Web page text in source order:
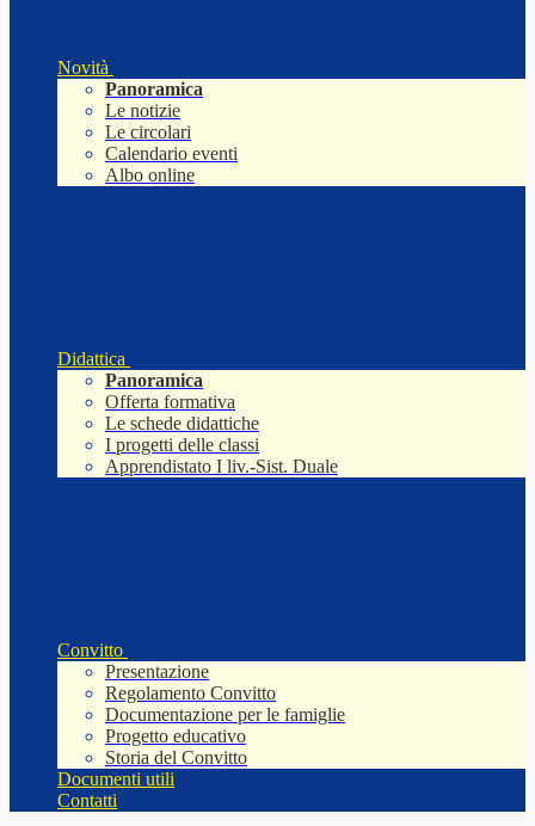
Novità
Panoramica
Le notizie
Le circolari
Calendario eventi
Albo online
Didattica
Panoramica
Offerta formativa
Le schede didattiche
I progetti delle classi
Apprendistato I liv.-Sist. Duale
Convitto
Presentazione
Regolamento Convitto
Documentazione per le famiglie
Progetto educativo
Storia del Convitto
Documenti utili
Contatti